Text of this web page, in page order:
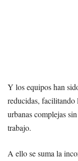
Y los equipos han
reducidas, facilitando
urbanas complejas
trabajo.
A ello se suma la